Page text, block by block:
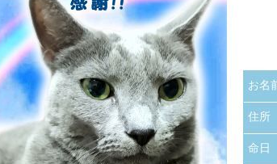
お写
お名
住所
命日